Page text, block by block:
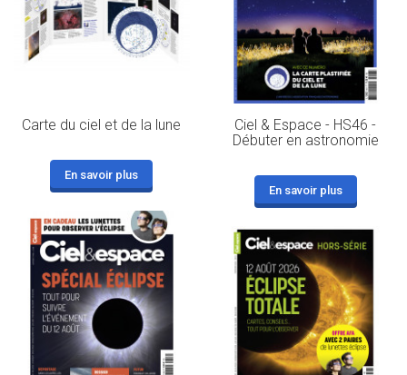
Carte du ciel et de la lune
En savoir plus
Ciel & Espace - HS46 -
Débuter en astronomie
En savoir plus